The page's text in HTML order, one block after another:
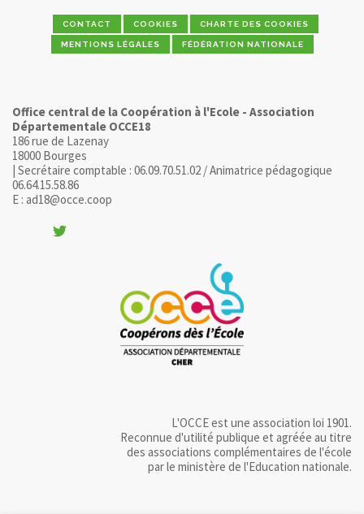
CONTACT COOKIES CHARTE DES COOKIES
MENTIONS LÉGALES FÉDÉRATION NATIONALE
Office central de la Coopération à l'Ecole - Association
Départementale OCCE18
186 rue de Lazenay
18000 Bourges
| Secrétaire comptable : 06.09.70.51.02 / Animatrice pédagogique
06.64.15.58.86
E : ad18@occe.coop
L'OCCE est une association loi 1901.
Reconnue d'utilité publique et agréée au titre
des associations complémentaires de l'école
par le ministère de l'Education nationale.